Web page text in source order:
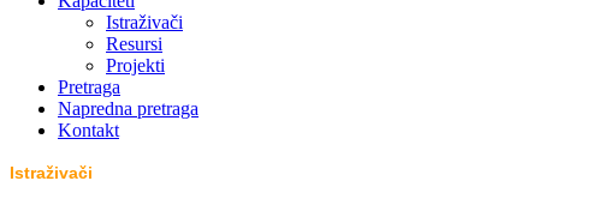
Istraživači
Resursi
Projekti
Pretraga
Napredna pretraga
Kontakt
Istraživači